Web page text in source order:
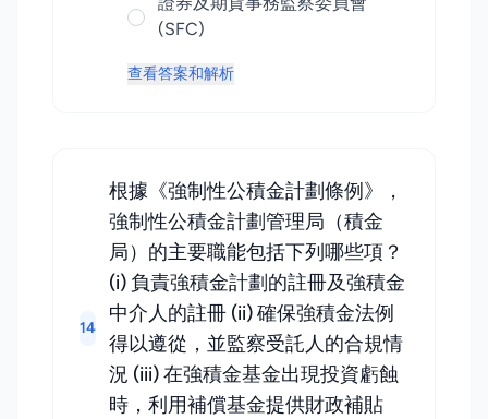
(SFC)
查看答案和解析
14
根據《強制性公積金計劃條例》，
強制性公積金計劃管理局（積金
局）的主要職能包括下列哪些項？
(i) 負責強積金計劃的註冊及強積金
中介人的註冊 (ii) 確保強積金法例
得以遵從，並監察受託人的合規情
況 (iii) 在強積金基金出現投資虧蝕
時，利用補償基金提供財政補貼